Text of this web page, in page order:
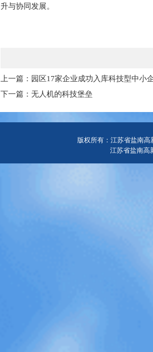
升与协同发展。
上一篇：园区17家企业成功入库科技型中小
下一篇：无人机的科技堡垒
版权所有：江苏省盐南
江苏省盐南